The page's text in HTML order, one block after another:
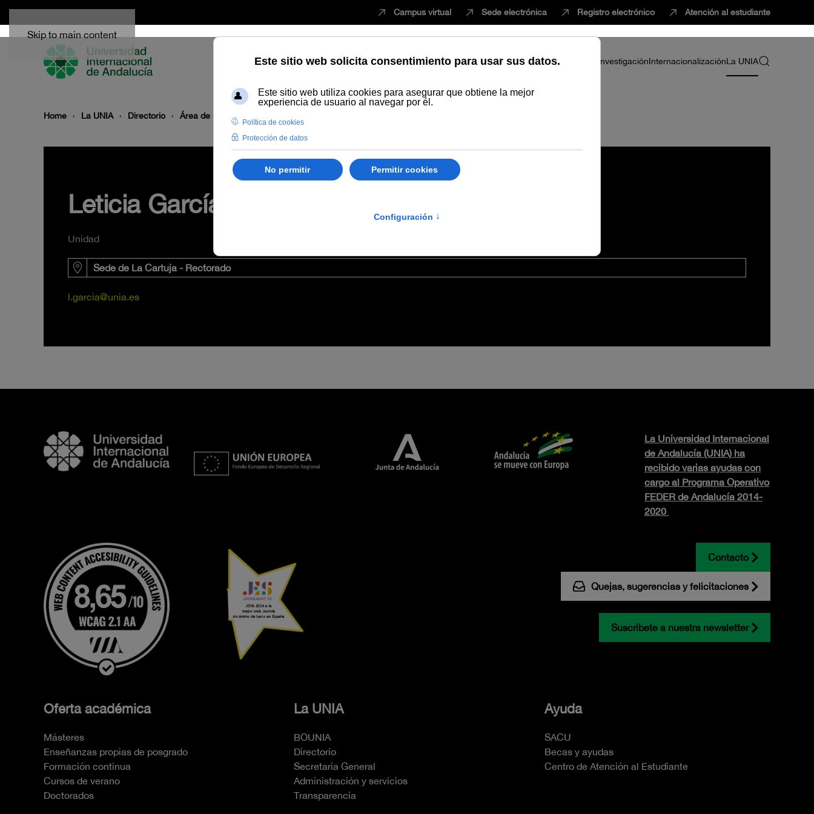
Skip to main content
Campus virtual Sede electrónica Registro electrónico Atención al estudiante
EstudiarInnovaciónVida universitariaProfesorado InvestigaciónInternacionalizaciónLa UNIA
Home La UNIA Directorio Área de Recursos Humanos
Leticia García López
Unidad
Sede de La Cartuja - Rectorado
l.garcia@unia.es
La Universidad Internacional
de Andalucía (UNIA) ha
recibido varias ayudas con
cargo al Programa Operativo
FEDER de Andalucía 2014-
2020
Contacto
Quejas, sugerencias y felicitaciones
Suscríbete a nuestra newsletter
Oferta académica
Másteres
Enseñanzas propias de posgrado
Formación continua
Cursos de verano
Doctorados
La UNIA
BOUNIA
Directorio
Secretaría General
Administración y servicios
Transparencia
Ayuda
SACU
Becas y ayudas
Centro de Atención al Estudiante